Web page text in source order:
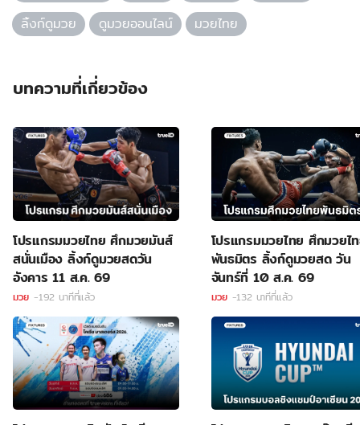
ลิ้งก์ดูมวย
ดูมวยออนไลน์ มวยไทย
บทความที่เกี่ยวข้อง
โปรแกรมมวยไทย ศึกมวยมันส์
สนั่นเมือง ลิ้งก์ดูมวยสดวัน
อังคาร 11 ส.ค. 69
มวย -192 นาทีที่แล้ว
โปรแกรมมวยไทย ศึกมวยไ
พันธมิตร ลิ้งก์ดูมวยสด วัน
จันทร์ที่ 10 ส.ค. 69
มวย -132 นาทีที่แล้ว